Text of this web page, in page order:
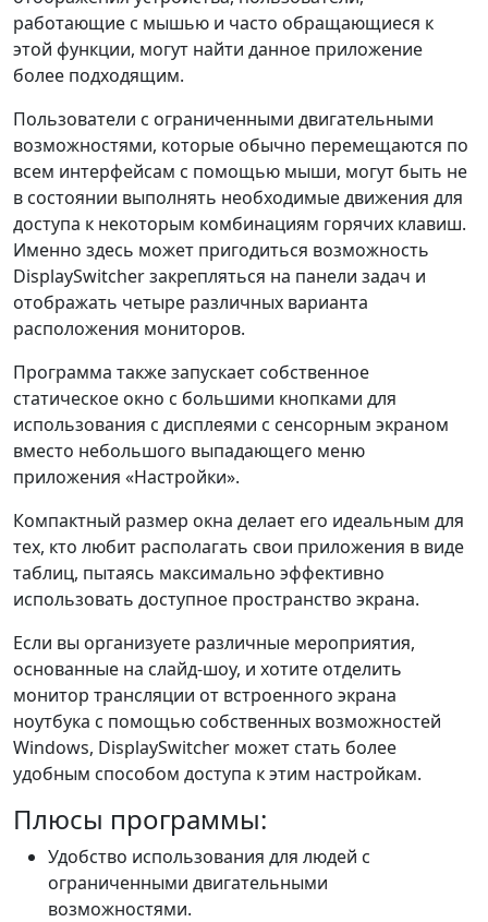
работающие с мышью и часто обращающиеся к
этой функции, могут найти данное приложение
более подходящим.
Пользователи с ограниченными двигательными
возможностями, которые обычно перемещаются по
всем интерфейсам с помощью мыши, могут быть не
в состоянии выполнять необходимые движения для
доступа к некоторым комбинациям горячих клавиш.
Именно здесь может пригодиться возможность
DisplaySwitcher закрепляться на панели задач и
отображать четыре различных варианта
расположения мониторов.
Программа также запускает собственное
статическое окно с большими кнопками для
использования с дисплеями с сенсорным экраном
вместо небольшого выпадающего меню
приложения «Настройки».
Компактный размер окна делает его идеальным для
тех, кто любит располагать свои приложения в виде
таблиц, пытаясь максимально эффективно
использовать доступное пространство экрана.
Если вы организуете различные мероприятия,
основанные на слайд-шоу, и хотите отделить
монитор трансляции от встроенного экрана
ноутбука с помощью собственных возможностей
Windows, DisplaySwitcher может стать более
удобным способом доступа к этим настройкам.
Плюсы программы:
Удобство использования для людей с
ограниченными двигательными
возможностями.